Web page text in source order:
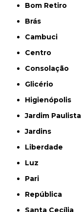
Bom Retiro
Brás
Cambuci
Centro
Consolação
Glicério
Higienópolis
Jardim Paulista
Jardins
Liberdade
Luz
Pari
República
Santa Cecília